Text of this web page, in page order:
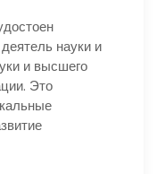
науки и
и высшего
Это